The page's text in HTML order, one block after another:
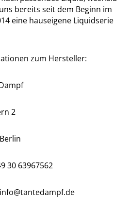
bereits seit dem Beginn im
eine hauseigene Liquidserie
zum Hersteller:
2
30 63967562